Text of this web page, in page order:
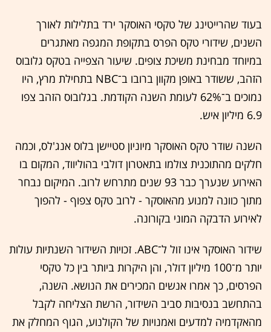
בעוד שהרייטינג של טקסי האוסקר ירד בתלילות לאורך
השנים, שידורי טקס הפרס בתקופת המגפה מאתגרים
במיוחד מבחינת משיכת צופים. שיעור הצפייה בטקס גלובוס
הזהב, ששודר באופן מקוון ברובו ב־NBC בתחילת מרץ, היו
נמוכים ב־62% לעומת השנה הקודמת. בגלובוס הזהב צפו
6.9 מיליון איש.
השנה שודר טקס האוסקר מיוניון סטיישן בלוס אנג'לס, וכמה
חלקים מהתוכנית צולמו בתאטרון דולבי בהוליווד, המקום בו
האירוע שנערך כבר 93 שנים מתרחש לרוב. המיקום נבחר
מתוך כוונה למנוע מהאוסקר - לרוב טקס צפוף - להפוך
לאירוע הדבקה המוני בקורונה.
שידור האוסקר אינו זול ל־ABC. זכויות השידור השנתיות עולות
יותר מ־100 מיליון דולר, והן היקרות ביותר בין כל טקסי
הפרסים, כך אמרו אנשים המכירים את הנושא. השנה,
בהתחשב בנסיבות סביב השידור, הרשת הצליחה לקבל
מהאקדמיה למדעים ואמנויות של הקולנוע, הגוף המחלק את